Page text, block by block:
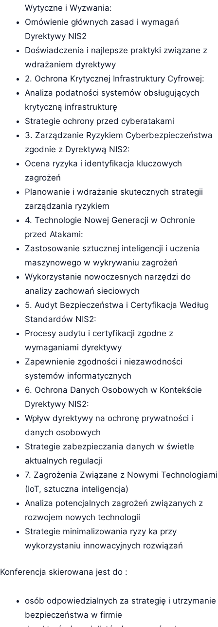
Wytyczne i Wyzwania:
Omówienie głównych zasad i wymagań
Dyrektywy NIS2
Doświadczenia i najlepsze praktyki związane z
wdrażaniem dyrektywy
2. Ochrona Krytycznej Infrastruktury Cyfrowej:
Analiza podatności systemów obsługujących
krytyczną infrastrukturę
Strategie ochrony przed cyberatakami
3. Zarządzanie Ryzykiem Cyberbezpieczeństwa
zgodnie z Dyrektywą NIS2:
Ocena ryzyka i identyfikacja kluczowych
zagrożeń
Planowanie i wdrażanie skutecznych strategii
zarządzania ryzykiem
4. Technologie Nowej Generacji w Ochronie
przed Atakami:
Zastosowanie sztucznej inteligencji i uczenia
maszynowego w wykrywaniu zagrożeń
Wykorzystanie nowoczesnych narzędzi do
analizy zachowań sieciowych
5. Audyt Bezpieczeństwa i Certyfikacja Według
Standardów NIS2:
Procesy audytu i certyfikacji zgodne z
wymaganiami dyrektywy
Zapewnienie zgodności i niezawodności
systemów informatycznych
6. Ochrona Danych Osobowych w Kontekście
Dyrektywy NIS2:
Wpływ dyrektywy na ochronę prywatności i
danych osobowych
Strategie zabezpieczania danych w świetle
aktualnych regulacji
7. Zagrożenia Związane z Nowymi Technologiami
(IoT, sztuczna inteligencja)
Analiza potencjalnych zagrożeń związanych z
rozwojem nowych technologii
Strategie minimalizowania ryzy ka przy
wykorzystaniu innowacyjnych rozwiązań
Konferencja skierowana jest do :
osób odpowiedzialnych za strategię i utrzymanie
bezpieczeństwa w firmie